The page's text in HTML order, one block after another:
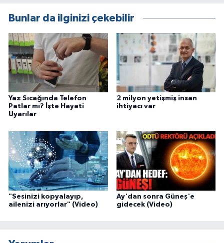
Bunlar da ilginizi çekebilir
Yaz Sıcağında Telefon
Patlar mı? İşte Hayati
Uyarılar
2 milyon yetişmiş insan
ihtiyacı var
"Sesinizi kopyalayıp,
ailenizi arıyorlar" (Video)
Ay'dan sonra Güneş'e
gidecek (Video)